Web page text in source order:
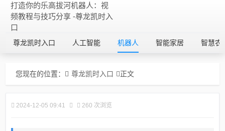
打造你的乐高拔河机器人：视
频教程与技巧分享 -尊龙凯时入
口
尊龙凯时入口 人工智能 机器人 智能家居 智慧农
您现在的位置： 尊龙凯时入口 正文
2024-12-05 09:41 260 次浏览